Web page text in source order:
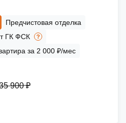
Предчистовая отделка
ГК ФСК
за 2 000 ₽/мес
900 ₽